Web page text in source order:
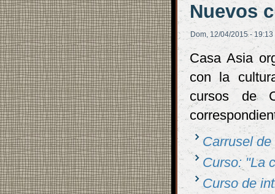
Nuevos
Dom, 12/04/2015 - 19:13
Casa Asia
con la
cursos de
Carrusel
Curso: "La
Curso de